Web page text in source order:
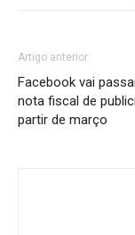
Artigo anterior
Facebook vai
nota fiscal de
partir de março